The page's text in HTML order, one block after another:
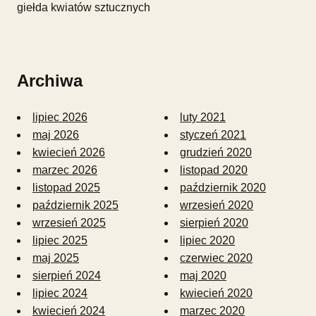
giełda kwiatów sztucznych
Archiwa
lipiec 2026
maj 2026
kwiecień 2026
marzec 2026
listopad 2025
październik 2025
wrzesień 2025
lipiec 2025
maj 2025
sierpień 2024
lipiec 2024
kwiecień 2024
luty 2021
styczeń 2021
grudzień 2020
listopad 2020
październik 2020
wrzesień 2020
sierpień 2020
lipiec 2020
czerwiec 2020
maj 2020
kwiecień 2020
marzec 2020